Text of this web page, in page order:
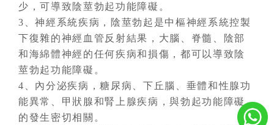
少，可導致陰莖勃起功能障礙。
3、神經系統疾病，陰莖勃起是中樞神經系統控製
下復雜的神經血管反射結果，大腦、脊髓、陰部
和海綿體神經的任何疾病和損傷，都可以導致陰
莖勃起功能障礙。
4、內分泌疾病，糖尿病、下丘腦、垂體和性腺功
能異常、甲狀腺和腎上腺疾病，與勃起功能障礙
的發生密切相關。